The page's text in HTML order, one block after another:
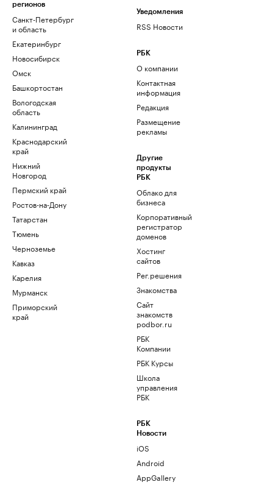
регионов
Санкт-Петербург
и область
Екатеринбург
Новосибирск
Омск
Башкортостан
Вологодская
область
Калининград
Краснодарский
край
Нижний
Новгород
Пермский край
Ростов-на-Дону
Татарстан
Тюмень
Черноземье
Кавказ
Карелия
Мурманск
Приморский
край
Уведомления
RSS Новости
РБК
О компании
Контактная
информация
Редакция
Размещение
рекламы
Другие
продукты
РБК
Облако для
бизнеса
Корпоративный
регистратор
доменов
Хостинг
сайтов
Рег.решения
Знакомства
Сайт
знакомств
podbor.ru
РБК
Компании
РБК Курсы
Школа
управления
РБК
РБК
Новости
iOS
Android
AppGallery